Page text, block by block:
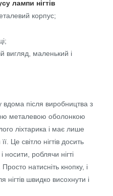
лампи нігтів
корпус;
вигляд, маленький і
вдома після виробництва з
металевою оболонкою
ліхтарика і має лише
Це світло нігтів досить
роблячи нігті
натисніть кнопку, і
швидко висохнути і